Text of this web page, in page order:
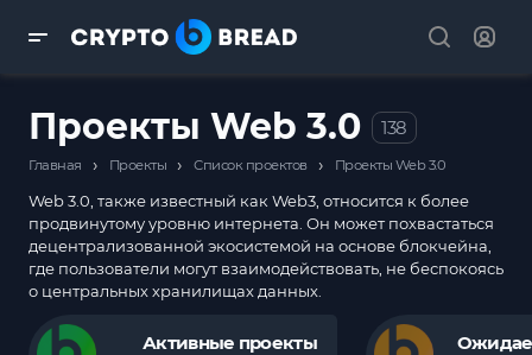
Проекты Web 3.0 138
Главная › Проекты › Список проектов › Проекты Web 3.0
Web 3.0, также известный как Web3, относится к более
продвинутому уровню интернета. Он может похвастаться
децентрализованной экосистемой на основе блокчейна,
где пользователи могут взаимодействовать, не беспокоясь
о центральных хранилищах данных.
Активные проекты